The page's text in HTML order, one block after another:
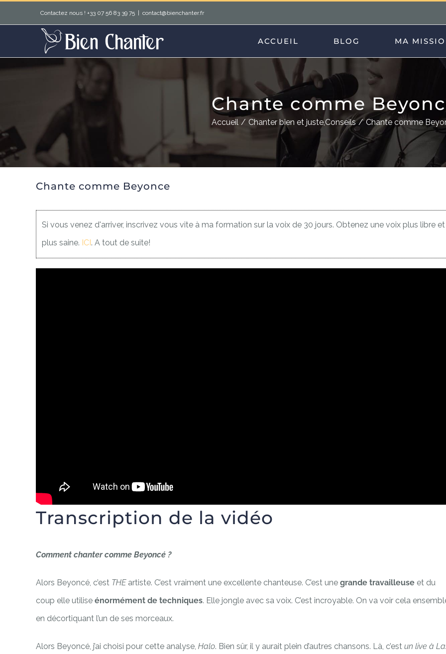
au
Contactez nous ! +33 07 56 83 39 75 | contact@bienchanter.fr
ACCUEIL BLOG MA
Chante comme
Accueil Chanter bien et juste, Conseils Chante comme
Chante comme Beyonce
Si vous venez d'arriver, inscrivez vous vite à ma formation sur la voix de 30 jours. Obtenez une voix plus libre et
plus saine. ICI . A tout de suite!
Transcription de la vidéo
Comment chanter comme Beyoncé ?
Alors Beyoncé, c’est THEartiste. C’est vraiment une excellente chanteuse. C’est une grande travailleuse et du
coup elle utilise énormément de techniques. Elle jongle avec sa voix. C’est incroyable. On va voir cela
en décortiquant l’un de ses morceaux.
Alors Beyoncé, j’ai choisi pour cette analyse, Halo. Bien sûr, il y aurait plein d’autres chansons. Là, c’est un live à